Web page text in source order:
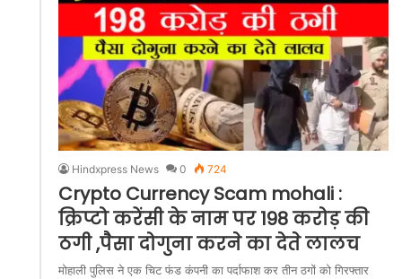
Hindxpress News 0 724
Crypto Currency Scam mohali :
क्रिप्टो करेंसी के नाम पर 198 करोड़ की
ठगी ,पैसा दोगुना करने का देते लालच
मोहाली पुलिस ने एक चिट फंड कंपनी का पर्दाफाश कर तीन ठगों को गिरफ्तार